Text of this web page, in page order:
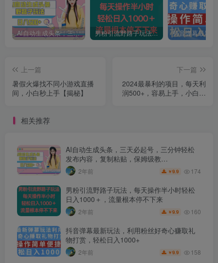
AI自动生成头条，三天必起号，三分钟轻松发布内容，复制粘贴，保姆级教… 男粉引流野路子玩法，每天操作半小时轻松日入1000＋，流量根本停不下来
上一篇
暑假火爆找不同小游戏直播
间，小白秒上手【揭秘】
下一篇
2024最暴利的项目，每天利
润500+，容易上手，小白一
相关推荐
AI自动生成头条，三天必起号，三分钟轻松
发布内容，复制粘贴，保姆级教…
2年前 ￥9.9 174
男粉引流野路子玩法，每天操作半小时轻松
日入1000＋，流量根本停不下来
2年前 ￥9.9 160
抖音弹幕最新玩法，利用粉丝好奇心赚取礼
物打赏，轻松日入1000+
2年前 ￥9.9 158